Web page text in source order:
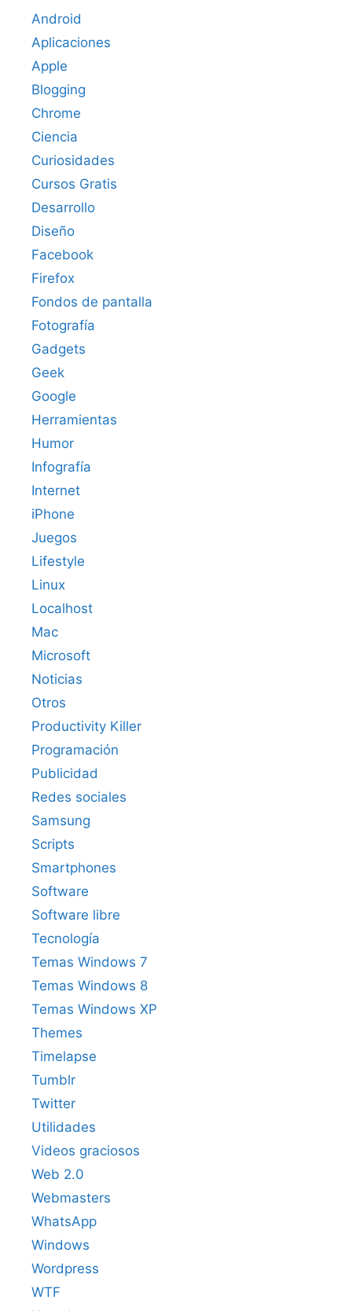
Android
Aplicaciones
Apple
Blogging
Chrome
Ciencia
Curiosidades
Cursos Gratis
Desarrollo
Diseño
Facebook
Firefox
Fondos de pantalla
Fotografía
Gadgets
Geek
Google
Herramientas
Humor
Infografía
Internet
iPhone
Juegos
Lifestyle
Linux
Localhost
Mac
Microsoft
Noticias
Otros
Productivity Killer
Programación
Publicidad
Redes sociales
Samsung
Scripts
Smartphones
Software
Software libre
Tecnología
Temas Windows 7
Temas Windows 8
Temas Windows XP
Themes
Timelapse
Tumblr
Twitter
Utilidades
Videos graciosos
Web 2.0
Webmasters
WhatsApp
Windows
Wordpress
WTF